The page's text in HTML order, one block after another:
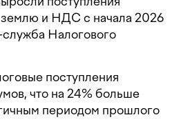
землю и НДС с начала 2026
Налогового
поступления
что на 24% больше
периодом прошлого